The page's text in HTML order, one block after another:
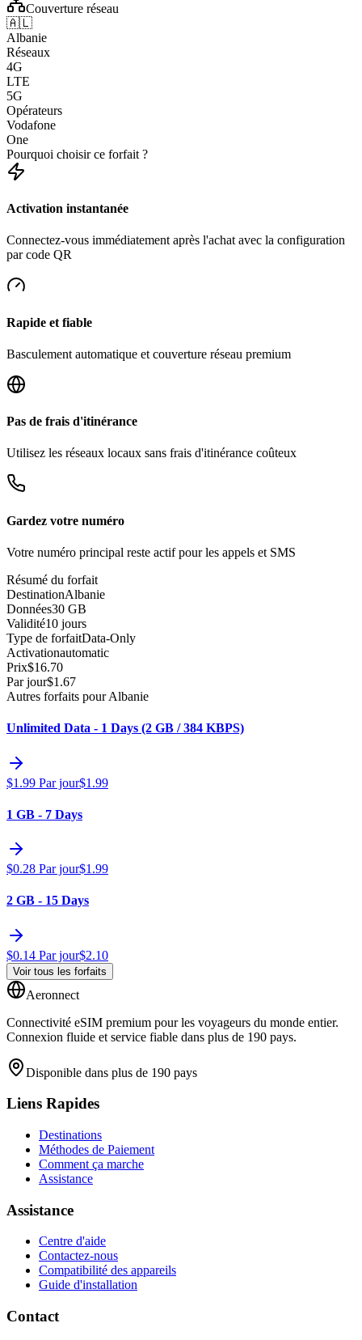
Couverture réseau
🇦🇱
Albanie
Réseaux
4G
LTE
5G
Opérateurs
Vodafone
One
Pourquoi choisir ce forfait ?
Activation instantanée
Connectez-vous immédiatement après l'achat avec la configuration
par code QR
Rapide et fiable
Basculement automatique et couverture réseau premium
Pas de frais d'itinérance
Utilisez les réseaux locaux sans frais d'itinérance coûteux
Gardez votre numéro
Votre numéro principal reste actif pour les appels et SMS
Résumé du forfait
DestinationAlbanie
Données30 GB
Validité10 jours
Type de forfaitData-Only
Activationautomatic
Prix$16.70
Par jour$1.67
Autres forfaits pour Albanie
Unlimited Data - 1 Days (2 GB / 384 KBPS)
$1.99 Par jour$1.99
1 GB - 7 Days
$0.28 Par jour$1.99
2 GB - 15 Days
$0.14 Par jour$2.10
Voir tous les forfaits
Aeronnect
Connectivité eSIM premium pour les voyageurs du monde entier.
Connexion fluide et service fiable dans plus de 190 pays.
Disponible dans plus de 190 pays
Liens Rapides
Destinations
Méthodes de Paiement
Comment ça marche
Assistance
Assistance
Centre d'aide
Contactez-nous
Compatibilité des appareils
Guide d'installation
Contact